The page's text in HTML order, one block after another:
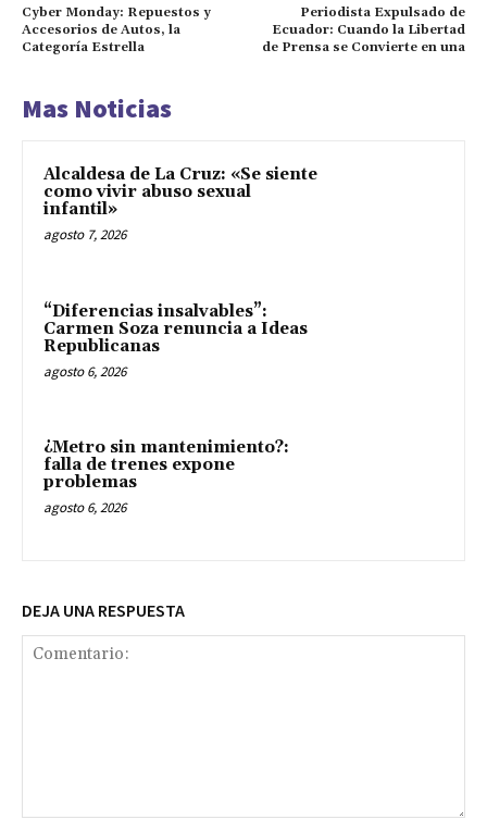
Cyber Monday: Repuestos y
Accesorios de Autos, la
Categoría Estrella
Periodista Expulsado de
Ecuador: Cuando la Libertad
de Prensa se Convierte en una
Mas Noticias
Alcaldesa de La Cruz: «Se siente
como vivir abuso sexual
infantil»
agosto 7, 2026
“Diferencias insalvables”:
Carmen Soza renuncia a Ideas
Republicanas
agosto 6, 2026
¿Metro sin mantenimiento?:
falla de trenes expone
problemas
agosto 6, 2026
DEJA UNA RESPUESTA